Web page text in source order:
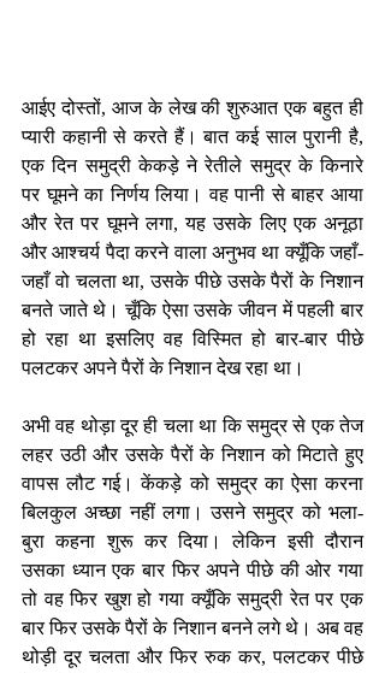
आईए दोस्तों, आज के लेख की शुरुआत एक बहुत ही
प्यारी कहानी से करते हैं। बात कई साल पुरानी है,
एक दिन समुद्री केकड़े ने रेतीले समुद्र के किनारे
पर घूमने का निर्णय लिया। वह पानी से बाहर आया
और रेत पर घूमने लगा, यह उसके लिए एक अनूठा
और आश्चर्य पैदा करने वाला अनुभव था क्यूँकि जहाँ-
जहाँ वो चलता था, उसके पीछे उसके पैरों के निशान
बनते जाते थे। चूँकि ऐसा उसके जीवन में पहली बार
हो रहा था इसलिए वह विस्मित हो बार-बार पीछे
पलटकर अपने पैरों के निशान देख रहा था।
अभी वह थोड़ा दूर ही चला था कि समुद्र से एक तेज
लहर उठी और उसके पैरों के निशान को मिटाते हुए
वापस लौट गई। केंकड़े को समुद्र का ऐसा करना
बिलकुल अच्छा नहीं लगा। उसने समुद्र को भला-
बुरा कहना शुरू कर दिया। लेकिन इसी दौरान
उसका ध्यान एक बार फिर अपने पीछे की ओर गया
तो वह फिर खुश हो गया क्यूँकि समुद्री रेत पर एक
बार फिर उसके पैरों के निशान बनने लगे थे। अब वह
थोड़ी दूर चलता और फिर रुक कर, पलटकर पीछे